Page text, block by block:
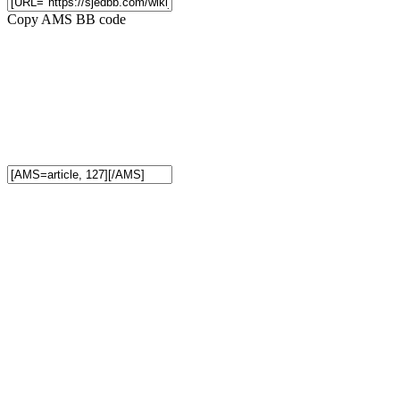
Copy AMS BB code